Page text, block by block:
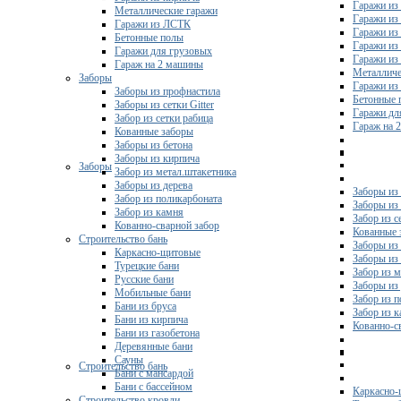
Гаражи из
Гаражи из
Гаражи из
Гаражи
Гаражи из
Гаражи
Бетонные
Гаражи
Гараж на
Заборы
Заборы из
Заборы из
Забор из
Кованные
Заборы из
Заборы из
Забор из
Заборы из
Забор из
Забор из
Кованно-
Строительство бань
Металлические гаражи
Гаражи из ЛСТК
Бетонные полы
Гаражи для грузовых
Гараж на 2 машины
Заборы
Заборы из профнастила
Заборы из сетки Gitter
Забор из сетки рабица
Кованные заборы
Заборы из бетона
Заборы из кирпича
Забор из метал.штакетника
Заборы из дерева
Забор из поликарбоната
Забор из камня
Кованно-сварной забор
Строительство бань
Каркасно-щитовые
Турецкие бани
Русские бани
Мобильные бани
Бани из бруса
Бани из кирпича
Бани из газобетона
Деревянные бани
Сауны
Бани с мансардой
Бани с бассейном